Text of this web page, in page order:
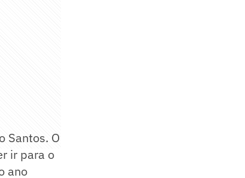
Santos. O
ir para o
ano